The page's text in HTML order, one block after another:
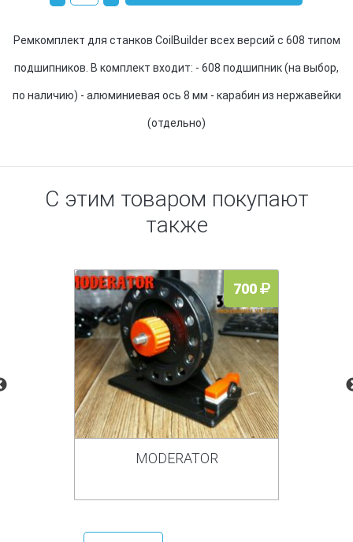
Ремкомплект для станков CoilBuilder всех версий с 608 типом
подшипников. В комплект входит: - 608 подшипник (на выбор,
по наличию) - алюминиевая ось 8 мм - карабин из нержавейки
(отдельно)
С этим товаром покупают
также
700
MODERATOR